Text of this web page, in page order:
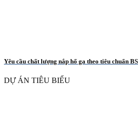
Yêu cầu chất lượng nắp hố ga theo tiêu chuẩn
DỰ ÁN TIÊU BIỂU